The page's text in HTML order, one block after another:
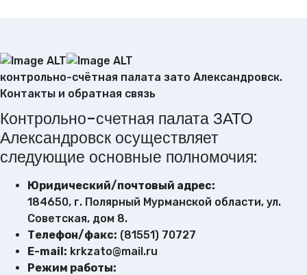
контрольно-счётная палата зато Александровск.
Контакты и обратная связь
Контрольно-счетная палата ЗАТО
Александровск осуществляет
следующие основные полномочия:
Юридический/почтовый адрес:
184650, г. Полярный Мурманской области, ул.
Советская, дом 8.
Телефон/факс: (81551) 70727
E-mail: krkzato@mail.ru
Режим работы: